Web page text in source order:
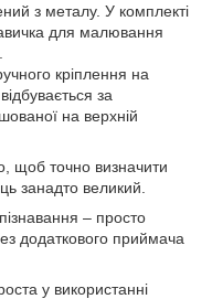
з металу. У комплекті
для малювання
кріплення на
за
на верхній
щоб точно визначити
занадто великий.
– просто
додаткового приймача
у використанні